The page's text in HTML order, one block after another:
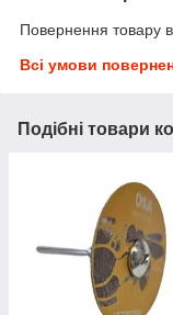
Повернення товару
Всі умови
Подібні товари